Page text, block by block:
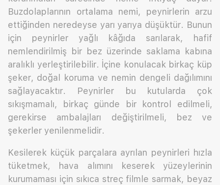
Buzdolaplarının ortalama nemi, peynirlerin arzu
ettiğinden neredeyse yarı yarıya düşüktür. Bunun
için peynirler yağlı kâğıda sarılarak, hafif
nemlendirilmiş bir bez üzerinde saklama kabına
aralıklı yerleştirilebilir. İçine konulacak birkaç küp
şeker, doğal koruma ve nemin dengeli dağılımını
sağlayacaktır. Peynirler bu kutularda çok
sıkışmamalı, birkaç günde bir kontrol edilmeli,
gerekirse ambalajları değiştirilmeli, bez ve
şekerler yenilenmelidir.
Kesilerek küçük parçalara ayrılan peynirleri hızla
tüketmek, hava alımını keserek yüzeylerinin
kurumaması için sıkıca streç filmle sarmak, beyaz